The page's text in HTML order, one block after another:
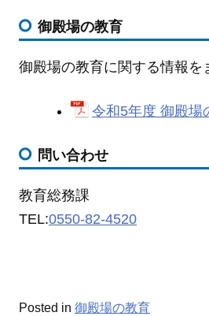
c
e
o
k
ail ss
e
g
e
御殿場の教育
御殿場の教育に関する情報を
令和5年度 御殿場
問い合わせ
教育総務課
TEL:0550-82-4520
Posted in 御殿場の教育